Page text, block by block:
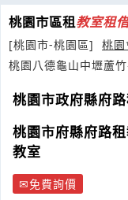
桃園市區租教室租
[桃園市-桃園區]
桃
桃園八德龜山中壢蘆
桃園市政府縣府
桃園市府縣府路
教室
免費詢價